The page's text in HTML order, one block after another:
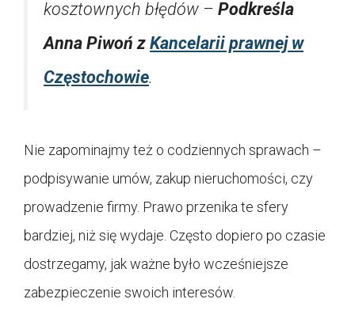
kosztownych błędów – Podkreśla
Anna Piwoń z Kancelarii prawnej w
Częstochowie.
Nie zapominajmy też o codziennych sprawach –
podpisywanie umów, zakup nieruchomości, czy
prowadzenie firmy. Prawo przenika te sfery
bardziej, niż się wydaje. Często dopiero po czasie
dostrzegamy, jak ważne było wcześniejsze
zabezpieczenie swoich interesów.